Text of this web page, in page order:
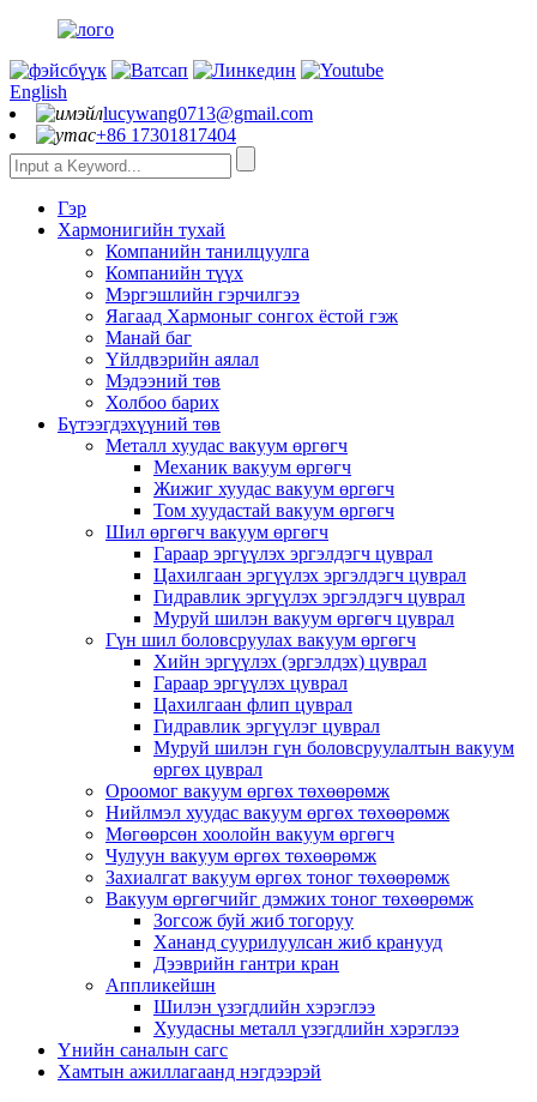
English
lucywang0713@gmail.com
+86 17301817404
Гэр
Хармонигийн тухай
Компанийн танилцуулга
Компанийн түүх
Мэргэшлийн гэрчилгээ
Яагаад Хармоныг сонгох ёстой гэж
Манай баг
Үйлдвэрийн аялал
Мэдээний төв
Холбоо барих
Бүтээгдэхүүний төв
Металл хуудас вакуум өргөгч
Механик вакуум өргөгч
Жижиг хуудас вакуум өргөгч
Том хуудастай вакуум өргөгч
Шил өргөгч вакуум өргөгч
Гараар эргүүлэх эргэлдэгч цуврал
Цахилгаан эргүүлэх эргэлдэгч цуврал
Гидравлик эргүүлэх эргэлдэгч цуврал
Муруй шилэн вакуум өргөгч цуврал
Гүн шил боловсруулах вакуум өргөгч
Хийн эргүүлэх (эргэлдэх) цуврал
Гараар эргүүлэх цуврал
Цахилгаан флип цуврал
Гидравлик эргүүлэг цуврал
Муруй шилэн гүн боловсруулалтын вакуум
өргөх цуврал
Ороомог вакуум өргөх төхөөрөмж
Нийлмэл хуудас вакуум өргөх төхөөрөмж
Мөгөөрсөн хоолойн вакуум өргөгч
Чулуун вакуум өргөх төхөөрөмж
Захиалгат вакуум өргөх тоног төхөөрөмж
Вакуум өргөгчийг дэмжих тоног төхөөрөмж
Зогсож буй жиб тогоруу
Хананд суурилуулсан жиб кранууд
Дээврийн гантри кран
Аппликейшн
Шилэн үзэгдлийн хэрэглээ
Хуудасны металл үзэгдлийн хэрэглээ
Үнийн саналын сагс
Хамтын ажиллагаанд нэгдээрэй